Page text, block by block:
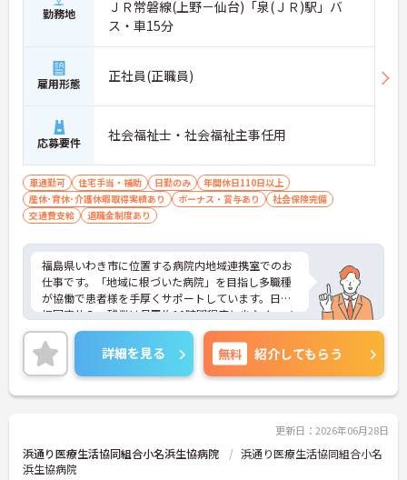
勤務地
ＪＲ常磐線(上野－仙台)「泉(ＪＲ)駅」バ
ス・車15分
雇用形態 正社員(正職員)
応募要件 社会福祉士・社会福祉主事任用
車通勤可 住宅手当・補助 日勤のみ
年間休日110日以上
産休･育休･介護休暇取得実績あり
ボーナス・賞与あり
社会保険完備
交通費支給
退職金制度あり
福島県いわき市に位置する病院内地域連携室でのお
仕事です。「地域に根づいた病院」を目指し多職種
が協働で患者様を手厚くサポートしています。日・
祝固定休み、残業は月平均10時間程度と少なく、メ
リハリのある勤務も可能です。ご興味のある方に
は、面接対策ポイントなど、さらに詳細をお話しい
たしますのでお気軽にご相談ください！
詳細を見る 無料 紹介してもらう
更新日：2026年06月28日
浜通り医療生活協同組合小名浜生協病院
浜通り医療生活協同組合小名
浜生協病院